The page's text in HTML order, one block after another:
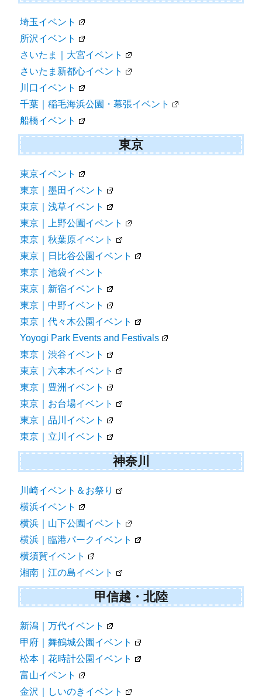
埼玉イベント
所沢イベント
さいたま｜大宮イベント
さいたま新都心イベント
川口イベント
千葉｜稲毛海浜公園・幕張イベント
船橋イベント
東京
東京イベント
東京｜墨田イベント
東京｜浅草イベント
東京｜上野公園イベント
東京｜秋葉原イベント
東京｜日比谷公園イベント
東京｜池袋イベント
東京｜新宿イベント
東京｜中野イベント
東京｜代々木公園イベント
Yoyogi Park Events and Festivals
東京｜渋谷イベント
東京｜六本木イベント
東京｜豊洲イベント
東京｜お台場イベント
東京｜品川イベント
東京｜立川イベント
神奈川
川崎イベント＆お祭り
横浜イベント
横浜｜山下公園イベント
横浜｜臨港パークイベント
横須賀イベント
湘南｜江の島イベント
甲信越・北陸
新潟｜万代イベント
甲府｜舞鶴城公園イベント
松本｜花時計公園イベント
富山イベント
金沢｜しいのきイベント